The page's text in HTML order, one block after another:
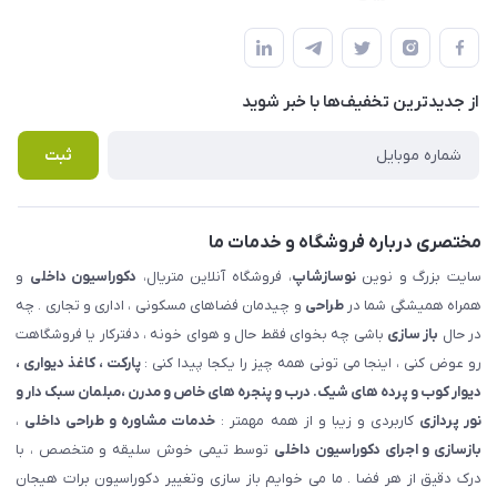
املاک مدنی - نوساز شاپ
لیست محصولات
درباره ما
قوانین و مقررات
حریم خصوصی
راهنما
پرسش های متداول
از جدید‌ترین تخفیف‌ها با‌ خبر شوید
ثبت
مختصری درباره فروشگاه و خدمات ما
سایت بزرگ و نویننوسازشاپ، فروشگاه آنلاین متریال، دکوراسیون داخلی و
همراه همیشگی شما درطراحی و چیدمان فضاهای مسکونی ، اداری و تجاری . چه
در حال باز سازی باشی چه بخوای فقط حال و هوای خونه ، دفترکار یا فروشگاهت
رو عوض کنی ، اینجا می تونی همه چیز را یکجا پیدا کنی :پارکت ، کاغذ دیواری ،
دیوار کوب و پرده های شیک. درب و پنجره های خاص و مدرن ،مبلمان سبک دار و
نور پردازی کاربردی و زیبا و از همه مهمتر : خدمات مشاوره و طراحی داخلی ،
بازسازی و اجرای دکوراسیون داخلی توسط تیمی خوش سلیقه و متخصص ، با
درک دقیق از هر فضا . ما می خوایم باز سازی وتغییر دکوراسیون برات هیجان